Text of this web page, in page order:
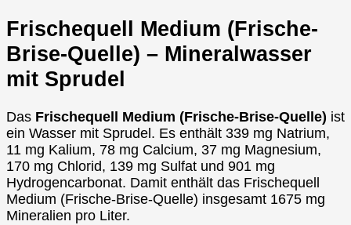
Frischequell Medium (Frische-
Brise-Quelle) – Mineralwasser
mit Sprudel
Das Frischequell Medium (Frische-Brise-Quelle) ist
ein Wasser mit Sprudel. Es enthält 339 mg Natrium,
11 mg Kalium, 78 mg Calcium, 37 mg Magnesium,
170 mg Chlorid, 139 mg Sulfat und 901 mg
Hydrogencarbonat. Damit enthält das Frischequell
Medium (Frische-Brise-Quelle) insgesamt 1675 mg
Mineralien pro Liter.